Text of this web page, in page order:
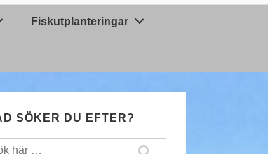
Fiskutplanteringar
SÖKER DU EFTER?